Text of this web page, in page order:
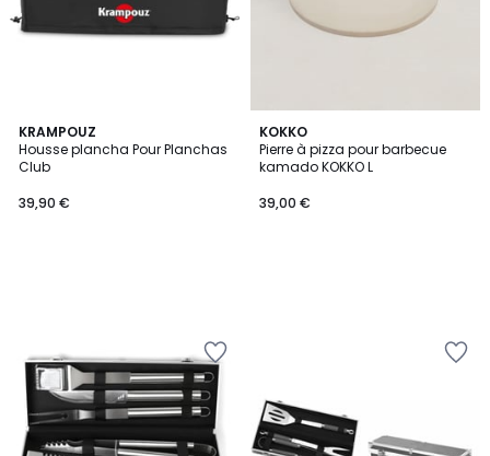
KRAMPOUZ
Housse plancha Pour Planchas
Club
39,90 €
KOKKO
Pierre à pizza pour barbecue
kamado KOKKO L
39,00 €